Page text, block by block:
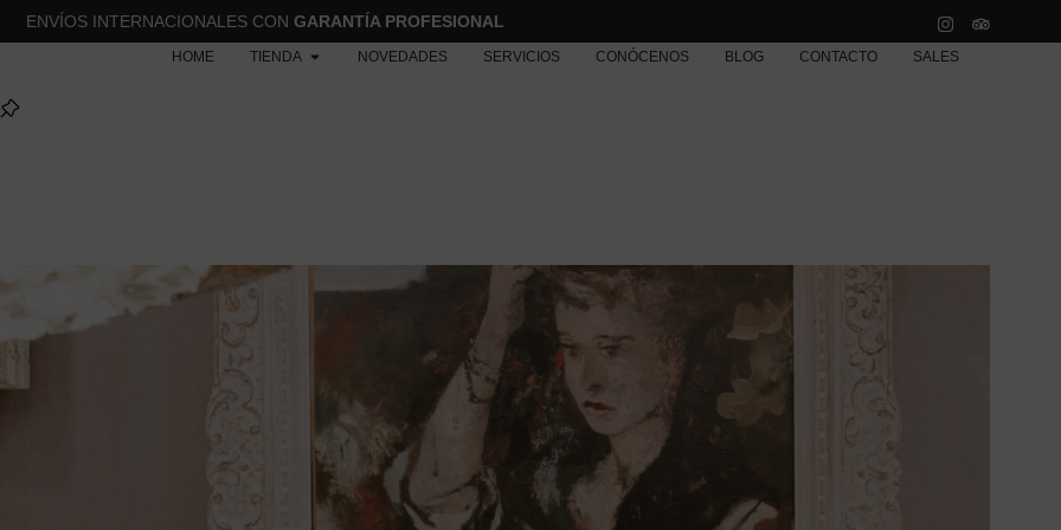
ENVÍOS INTERNACIONALES CON GARANTÍA PROFESIONAL
HOME TIENDA NOVEDADES SERVICIOS CONÓCENOS BLOG CONTACTO SALES